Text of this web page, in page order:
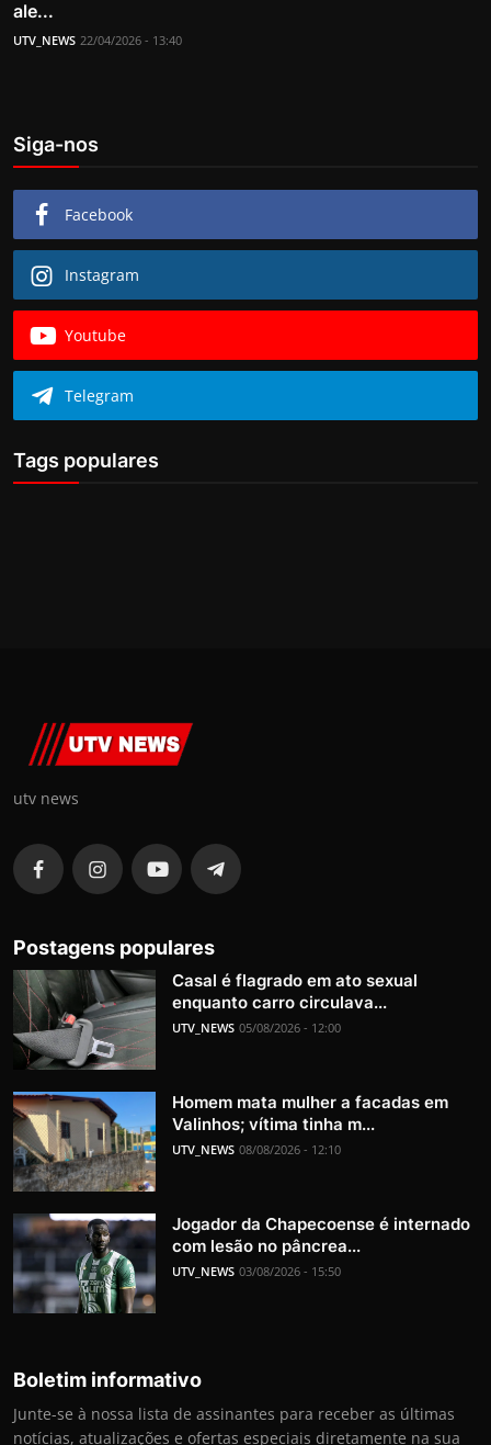
ale...
UTV_NEWS 22/04/2026 - 13:40
Siga-nos
Facebook
Instagram
Youtube
Telegram
Tags populares
utv news
Postagens populares
Casal é flagrado em ato sexual
enquanto carro circulava...
UTV_NEWS 05/08/2026 - 12:00
Homem mata mulher a facadas em
Valinhos; vítima tinha m...
UTV_NEWS 08/08/2026 - 12:10
Jogador da Chapecoense é internado
com lesão no pâncrea...
UTV_NEWS 03/08/2026 - 15:50
Boletim informativo
Junte-se à nossa lista de assinantes para receber as últimas
notícias, atualizações e ofertas especiais diretamente na sua